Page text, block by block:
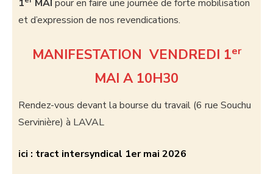
1
MAI pour en faire une journée de forte mobilisation
et d’expression de nos revendications.
MANIFESTATION VENDREDI 1er
MAI A 10H30
Rendez-vous devant la bourse du travail (6 rue Souchu
Servinière) à LAVAL
ici : tract intersyndical 1er mai 2026